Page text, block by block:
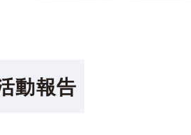
動報告